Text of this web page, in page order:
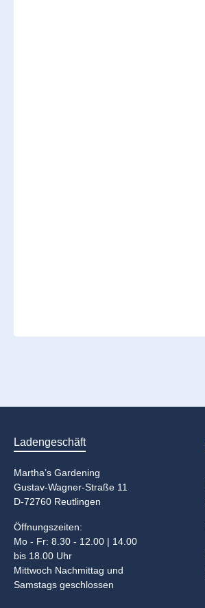
Ladengeschäft
Martha’s Gardening
Gustav-Wagner-Straße 11
D-72760 Reutlingen
Öffnungszeiten:
Mo - Fr: 8.30 - 12.00 | 14.00
bis 18.00 Uhr
Mittwoch Nachmittag und
Samstags geschlossen